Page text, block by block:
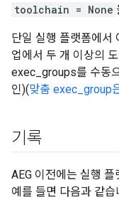
toolchain = None
단일 실행 플랫폼에서
업에서 두 개 이상의
exec_groups를 수동
인)(맞춤 exec_group
기록
AEG 이전에는 실행
예를 들면 다음과 같습